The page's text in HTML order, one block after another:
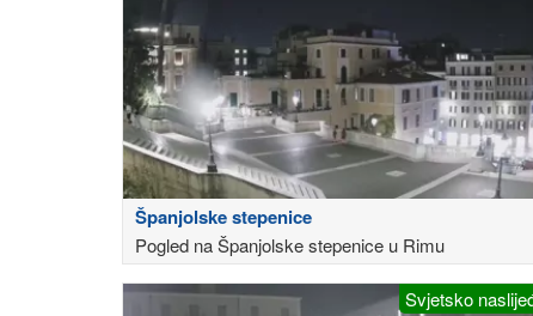
Španjolske stepenice
Pogled na Španjolske stepenice u Rimu
Svjetsko